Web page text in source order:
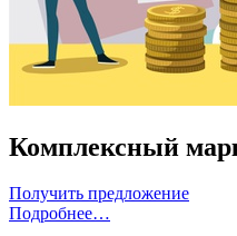
Комплексный
Получить предложение
Подробнее…